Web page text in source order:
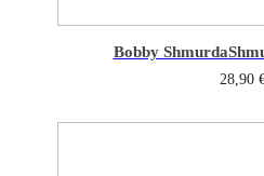
Bobby Shmurda
28,90